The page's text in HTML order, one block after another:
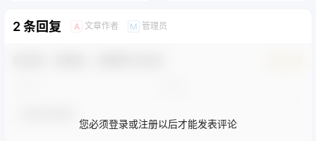
2 条回复 A 文章作者 M 管理员
您必须登录或注册以后才能发表评论